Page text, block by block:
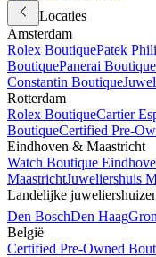
Locaties
Amsterdam
Rolex BoutiquePatek
BoutiquePanerai Boutique
Constantin Boutique
Rotterdam
Rolex BoutiqueCartier
BoutiqueCertified Pre-
Eindhoven & Maastricht
Watch Boutique
MaastrichtJuweliershuis
Landelijke
Den BoschDen Haag
België
Certified Pre-Owned